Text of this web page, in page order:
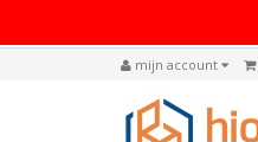
mijn account